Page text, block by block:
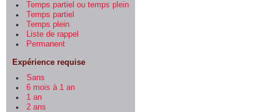
Temps partiel ou temps plein
Temps partiel
Temps plein
Liste de rappel
Permanent
Expérience requise
Sans
6 mois à 1 an
1 an
2 ans